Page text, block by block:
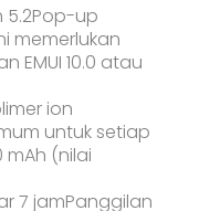
5.2Pop-up
memerlukan
EMUI 10.0 atau
ion
untuk setiap
mAh (nilai
7 jamPanggilan